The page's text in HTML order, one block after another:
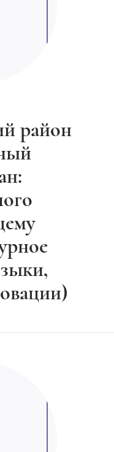
район